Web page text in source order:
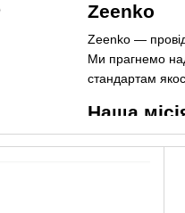
Zeenko
Zeenko —
Ми прагнемо
стандартам
Наша